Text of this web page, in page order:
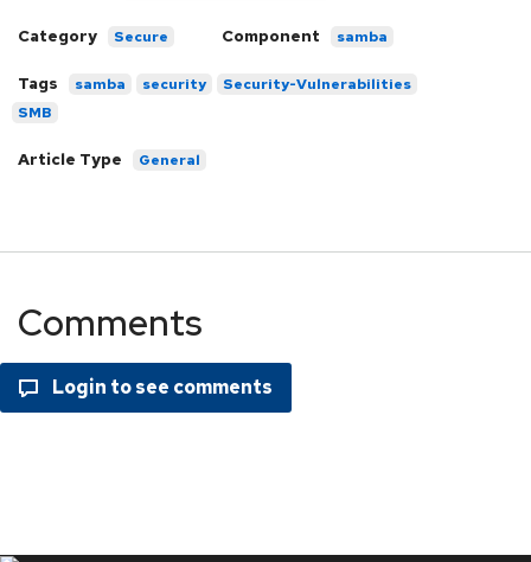
Category Secure Component samba
Tags samba security
Security-Vulnerabilities
SMB
Article Type General
Comments